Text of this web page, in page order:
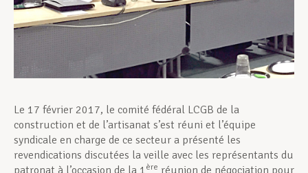
Actualités
Le 17 février 2017, le comité fédéral LCGB de la
construction et de l’artisanat s’est réuni et l’équipe
syndicale en charge de ce secteur a présenté les
revendications discutées la veille avec les représentants du
patronat à l’occasion de la 1 ère réunion de négociation pour